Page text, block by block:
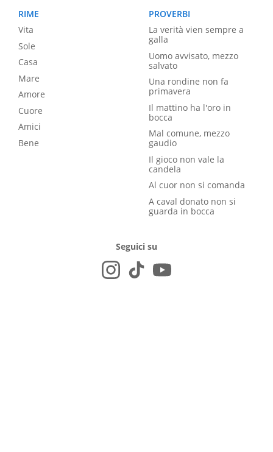
RIME
Vita
Sole
Casa
Mare
Amore
Cuore
Amici
Bene
PROVERBI
La verità vien sempre a
galla
Uomo avvisato, mezzo
salvato
Una rondine non fa
primavera
Il mattino ha l'oro in
bocca
Mal comune, mezzo
gaudio
Il gioco non vale la
candela
Al cuor non si comanda
A caval donato non si
guarda in bocca
Seguici su